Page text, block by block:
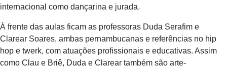
internacional como dançarina e jurada.
À frente das aulas ficam as professoras Duda Serafim e
Clarear Soares, ambas pernambucanas e referências no hip
hop e twerk, com atuações profissionais e educativas. Assim
como Clau e Briê, Duda e Clarear também são arte-